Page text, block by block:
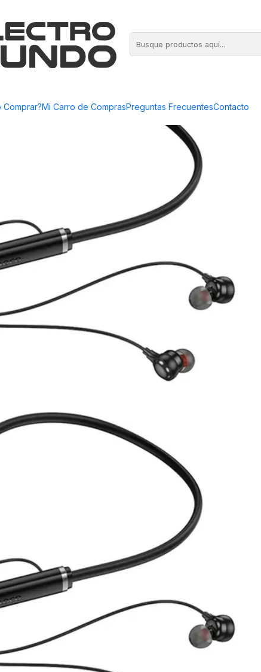
Comprar?Mi Carro de ComprasPreguntas FrecuentesContacto
AUDIFONO INALAMBRICO DEPORTIVO HOCO ES72